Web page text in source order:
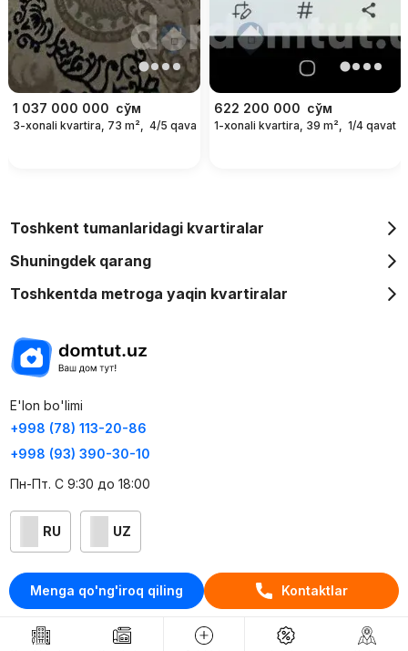
Menga qo'ng'iroq qiling Kontaktlar
1 037 000 000 сўм
3-xonali kvartira, 73 m², 4/5 qavat
622 200 000 сўм
1-xonali kvartira, 39 m², 1/4 qavat
Toshkent tumanlaridagi kvartiralar
Shuningdek qarang
Toshkentda metroga yaqin kvartiralar
E'lon bo'limi
+998 (78) 113-20-86
+998 (93) 390-30-10
Пн-Пт. С 9:30 до 18:00
RU UZ
Kontaktlar
loyiha haqida
Webnow © loyihasi